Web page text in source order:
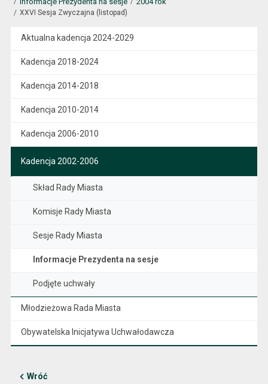
XXVI Sesja Zwyczajna (listopad)
Aktualna kadencja 2024-2029
Kadencja 2018-2024
Kadencja 2014-2018
Kadencja 2010-2014
Kadencja 2006-2010
Kadencja 2002-2006
Skład Rady Miasta
Komisje Rady Miasta
Sesje Rady Miasta
Informacje Prezydenta na sesje
Podjęte uchwały
Młodzieżowa Rada Miasta
Obywatelska Inicjatywa Uchwałodawcza
Wróć